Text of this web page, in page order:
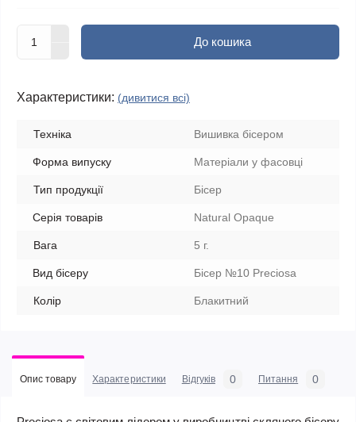
До кошика
Характеристики: (дивитися всі)
Техніка Вишивка бісером
Форма випуску Матеріали у фасовці
Тип продукції Бісер
Серія товарів Natural Opaque
Вага 5 г.
Вид бісеру Бісер №10 Preciosa
Колір Блакитний
Опис товару Характеристики Відгуків 0 Питання 0